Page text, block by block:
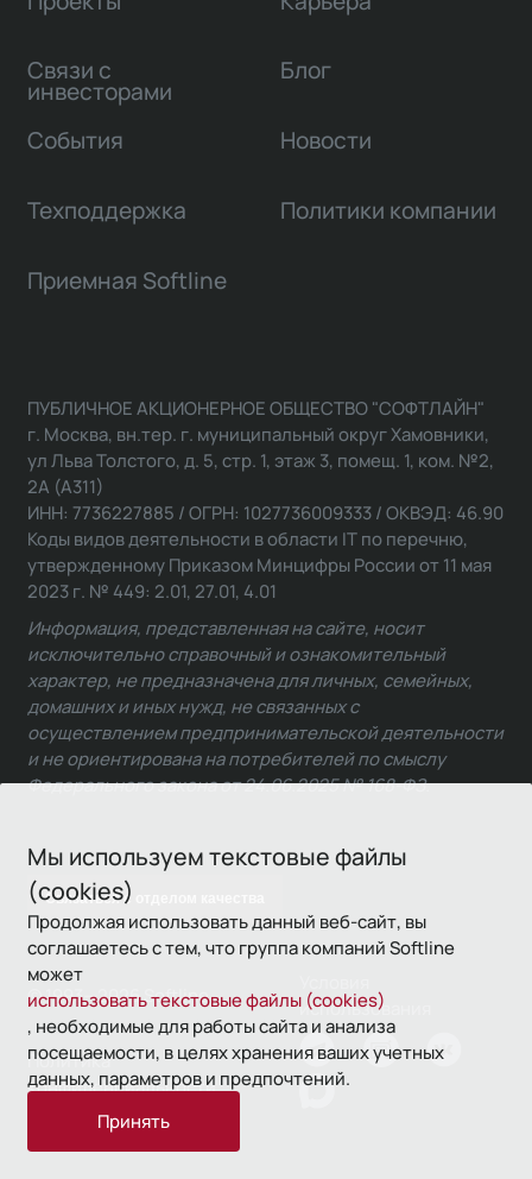
Мы используем текстовые файлы
(cookies)
Продолжая использовать данный веб-сайт, вы
соглашаетесь с тем, что группа компаний Softline
может
использовать текстовые файлы (cookies)
, необходимые для работы сайта и анализа
посещаемости, в целях хранения ваших учетных
данных, параметров и предпочтений.
Принять
Связи с
инвесторами
Блог
События Новости
Техподдержка Политики компании
Приемная Softline
Связаться с отделом качества
ПУБЛИЧНОЕ АКЦИОНЕРНОЕ ОБЩЕСТВО "СОФТЛАЙН"
г. Москва, вн.тер. г. муниципальный округ Хамовники,
ул Льва Толстого, д. 5, стр. 1, этаж 3, помещ. 1, ком. №2,
2А (А311)
ИНН: 7736227885 / ОГРН: 1027736009333 / ОКВЭД: 46.90
Коды видов деятельности в области IT по перечню,
утвержденному Приказом Минцифры России от 11 мая
2023 г. № 449: 2.01, 27.01, 4.01
Информация, представленная на сайте, носит
исключительно справочный и ознакомительный
характер, не предназначена для личных, семейных,
домашних и иных нужд, не связанных с
осуществлением предпринимательской деятельности
и не ориентирована на потребителей по смыслу
Федерального закона от 24.06.2025 № 168-ФЗ.
© 1993—2026 Softline
использования
Политика
конфиденциальности